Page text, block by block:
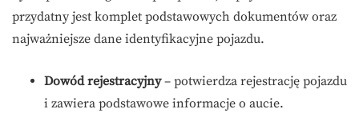
przydatny jest komplet podstawowych dokumentów oraz
najważniejsze dane identyfikacyjne pojazdu.
Dowód rejestracyjny– potwierdza rejestrację pojazdu
i zawiera podstawowe informacje o aucie.